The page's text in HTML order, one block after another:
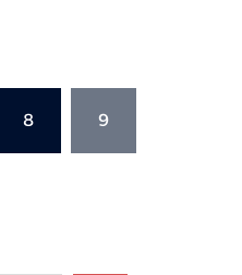
8 9